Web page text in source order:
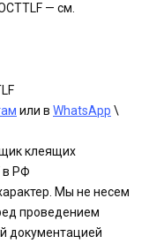
— см.
или в WhatsApp \
клеящих
в РФ
Мы не несем
проведением
документацией